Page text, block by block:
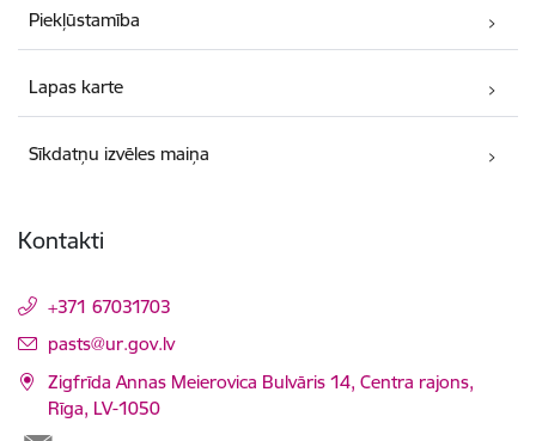
Piekļūstamība
Lapas karte
Sīkdatņu izvēles maiņa
Kontakti
+371 67031703
E-pasts:
pasts@ur.gov.lv
Zigfrīda Annas Meierovica Bulvāris 14, Centra rajons,
Rīga, LV-1050